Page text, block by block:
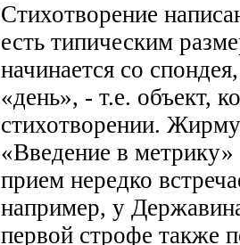
Стихотворение
есть типическим
начинается со
«день», - т.е. объект,
стихотворении.
«Введение в метрику»
прием нередко
например, у
первой строфе также